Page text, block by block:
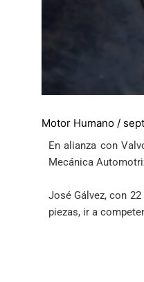
Motor Humano/
En alianza con
Mecánica
José Gálvez, con
piezas, ir a